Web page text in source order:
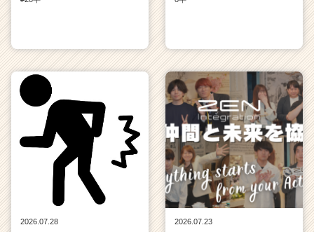
2026.07.28
2026.07.23